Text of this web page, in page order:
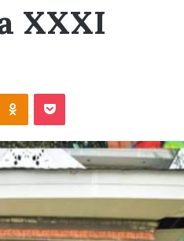
XXXI
Odnoklassniki
Pocket